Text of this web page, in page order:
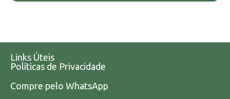
Links Úteis
Políticas de Privacidade
Compre pelo WhatsApp